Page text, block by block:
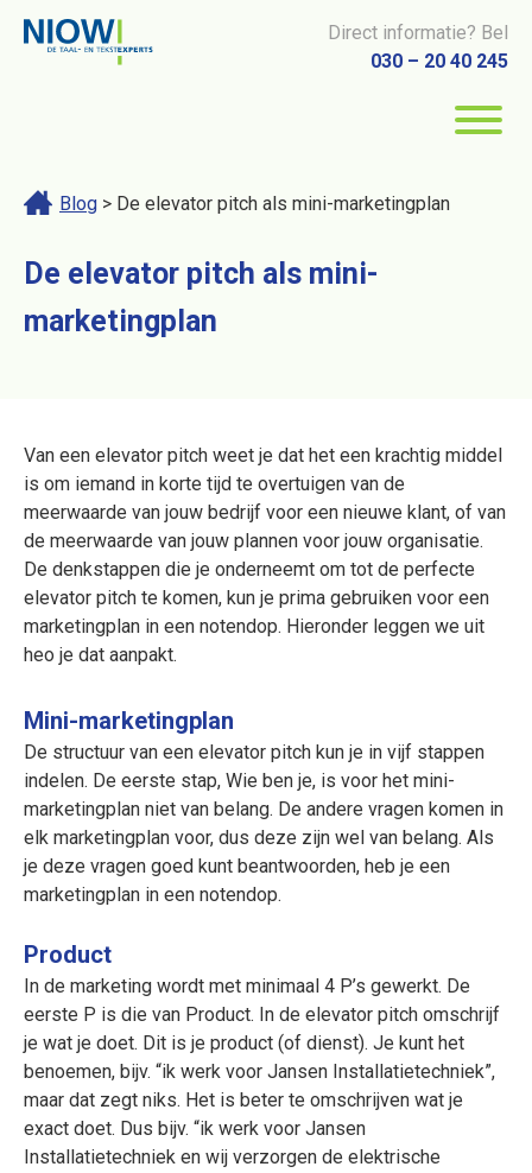
Direct informatie? Bel
030 – 20 40 245
Blog > De elevator pitch als mini-marketingplan
De elevator pitch als mini-
marketingplan
Van een elevator pitch weet je dat het een krachtig middel
is om iemand in korte tijd te overtuigen van de
meerwaarde van jouw bedrijf voor een nieuwe klant, of van
de meerwaarde van jouw plannen voor jouw organisatie.
De denkstappen die je onderneemt om tot de perfecte
elevator pitch te komen, kun je prima gebruiken voor een
marketingplan in een notendop. Hieronder leggen we uit
heo je dat aanpakt.
Mini-marketingplan
De structuur van een elevator pitch kun je in vijf stappen
indelen. De eerste stap, Wie ben je, is voor het mini-
marketingplan niet van belang. De andere vragen komen in
elk marketingplan voor, dus deze zijn wel van belang. Als
je deze vragen goed kunt beantwoorden, heb je een
marketingplan in een notendop.
Product
In de marketing wordt met minimaal 4 P’s gewerkt. De
eerste P is die van Product. In de elevator pitch omschrijf
je wat je doet. Dit is je product (of dienst). Je kunt het
benoemen, bijv. “ik werk voor Jansen Installatietechniek”,
maar dat zegt niks. Het is beter te omschrijven wat je
exact doet. Dus bijv. “ik werk voor Jansen
Installatietechniek en wij verzorgen de elektrische